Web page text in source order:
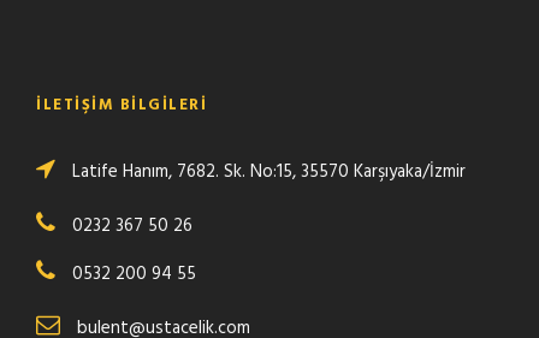
İLETIŞIM BILGILERI
Latife Hanım, 7682. Sk. No:15, 35570 Karşıyaka/İzmir
0232 367 50 26
0532 200 94 55
bulent@ustacelik.com